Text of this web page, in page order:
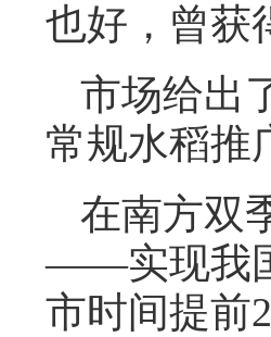
也好，曾获
市场给出
常规水稻推
在南方双
——实现我
市时间提前